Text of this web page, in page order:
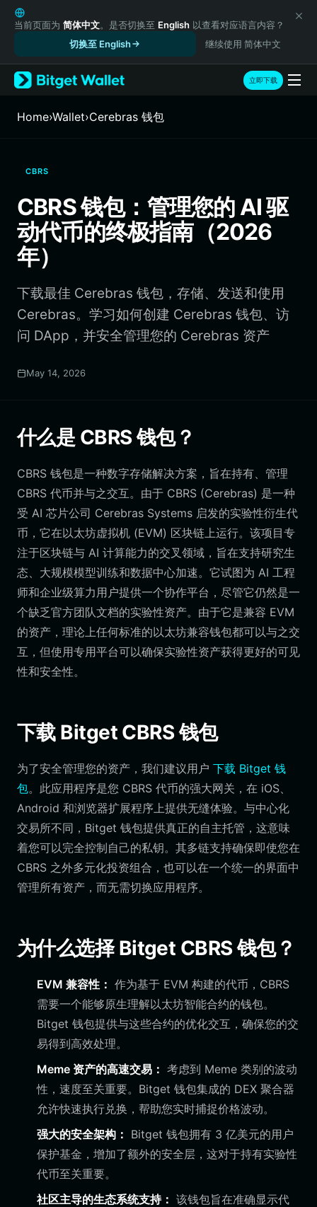
English
日本語
Русский
Español (Latinoamérica)
Türkçe
Italiano
繁體中文
Português (Portugal)
Bahasa Indonesia
ภาษาไทย
Português (Brasil)
Español (Argentina)
当前页面为 简体中文。是否切换至 English 以查看对应语言内容？
切换至 English
继续使用 简体中文
立即下载
Home›Wallet›Cerebras 钱包
CBRS
CBRS 钱包：管理您的 AI 驱
动代币的终极指南（2026
年）
下载最佳 Cerebras 钱包，存储、发送和使用
Cerebras。学习如何创建 Cerebras 钱包、访
问 DApp，并安全管理您的 Cerebras 资产
May 14, 2026
什么是 CBRS 钱包？
CBRS 钱包是一种数字存储解决方案，旨在持有、管理
CBRS 代币并与之交互。由于 CBRS (Cerebras) 是一种
受 AI 芯片公司 Cerebras Systems 启发的实验性衍生代
币，它在以太坊虚拟机 (EVM) 区块链上运行。该项目专
注于区块链与 AI 计算能力的交叉领域，旨在支持研究生
态、大规模模型训练和数据中心加速。它试图为 AI 工程
师和企业级算力用户提供一个协作平台，尽管它仍然是一
个缺乏官方团队文档的实验性资产。由于它是兼容 EVM
的资产，理论上任何标准的以太坊兼容钱包都可以与之交
互，但使用专用平台可以确保实验性资产获得更好的可见
性和安全性。
下载 Bitget CBRS 钱包
为了安全管理您的资产，我们建议用户 下载 Bitget 钱
包。此应用程序是您 CBRS 代币的强大网关，在 iOS、
Android 和浏览器扩展程序上提供无缝体验。与中心化
交易所不同，Bitget 钱包提供真正的自主托管，这意味
着您可以完全控制自己的私钥。其多链支持确保即使您在
CBRS 之外多元化投资组合，也可以在一个统一的界面中
管理所有资产，而无需切换应用程序。
为什么选择 Bitget CBRS 钱包？
EVM 兼容性： 作为基于 EVM 构建的代币，CBRS
需要一个能够原生理解以太坊智能合约的钱包。
Bitget 钱包提供与这些合约的优化交互，确保您的交
易得到高效处理。
Meme 资产的高速交易： 考虑到 Meme 类别的波动
性，速度至关重要。Bitget 钱包集成的 DEX 聚合器
允许快速执行兑换，帮助您实时捕捉价格波动。
强大的安全架构： Bitget 钱包拥有 3 亿美元的用户
保护基金，增加了额外的安全层，这对于持有实验性
代币至关重要。
社区主导的生态系统支持： 该钱包旨在准确显示代